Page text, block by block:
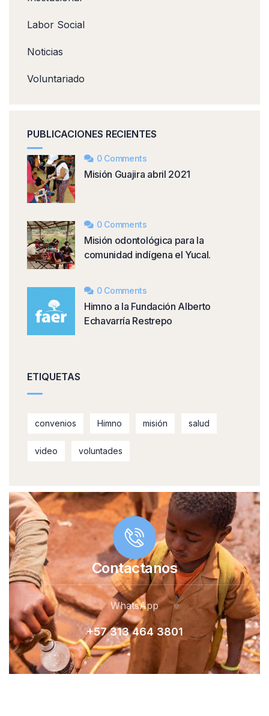
Labor Social
Noticias
Voluntariado
PUBLICACIONES RECIENTES
0 Comments
Misión Guajira abril 2021
0 Comments
Misión odontológica para la
comunidad indígena el Yucal.
0 Comments
Himno a la Fundación Alberto
Echavarría Restrepo
ETIQUETAS
convenios Himno misión salud
video voluntades
Contactanos
WhatsApp
+57 313 464 3801